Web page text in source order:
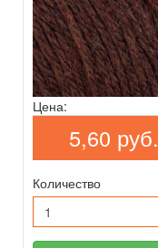
Цена:
5,60 руб.
Количество